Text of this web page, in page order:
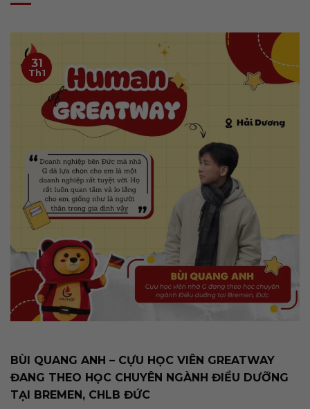
31
Th1
BÙI QUANG ANH – CỰU HỌC VIÊN GREATWAY
ĐANG THEO HỌC CHUYÊN NGÀNH ĐIỀU DƯỠNG
TẠI BREMEN, CHLB ĐỨC